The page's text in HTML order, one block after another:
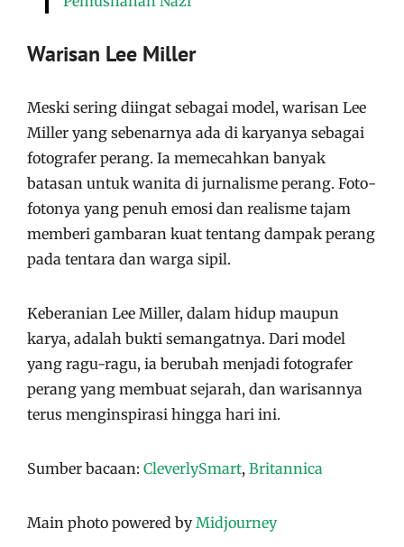
Warisan Lee Miller
Meski sering diingat sebagai model, warisan Lee
Miller yang sebenarnya ada di karyanya sebagai
fotografer perang. Ia memecahkan banyak
batasan untuk wanita di jurnalisme perang. Foto-
fotonya yang penuh emosi dan realisme tajam
memberi gambaran kuat tentang dampak perang
pada tentara dan warga sipil.
Keberanian Lee Miller, dalam hidup maupun
karya, adalah bukti semangatnya. Dari model
yang ragu-ragu, ia berubah menjadi fotografer
perang yang membuat sejarah, dan warisannya
terus menginspirasi hingga hari ini.
Sumber bacaan: CleverlySmart, Britannica
Main photo powered by Midjourney